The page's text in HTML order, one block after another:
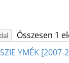
Összesen 1
YMÉK [2007-